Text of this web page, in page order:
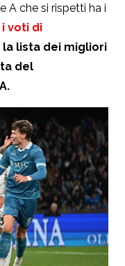
A che si rispetti ha i
voti di
lista dei migliori
del